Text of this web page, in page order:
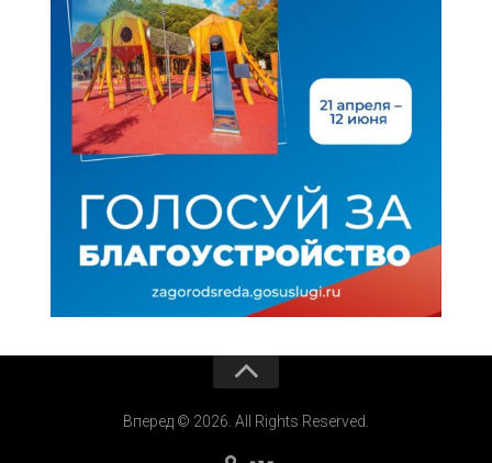
Вперед © 2026. All Rights Reserved.